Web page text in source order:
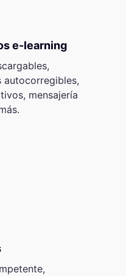
e-learning
autocorregibles,
mensajería